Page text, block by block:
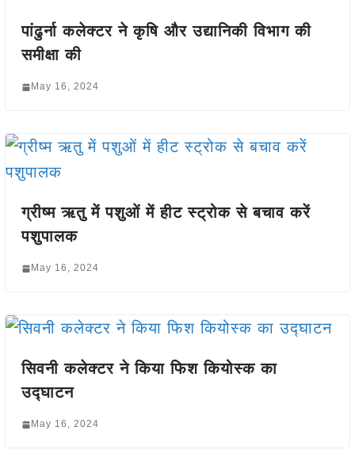
पांढुर्ना कलेक्टर ने कृषि और उद्यानिकी विभाग की
समीक्षा की
May 16, 2024
ग्रीष्म ऋतु में पशुओं में हीट स्ट्रोक से बचाव करें
पशुपालक
May 16, 2024
सिवनी कलेक्टर ने किया फिश कियोस्क का
उद्घाटन
May 16, 2024